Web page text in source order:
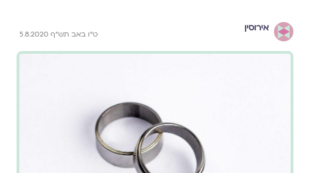
אירוסין
ט"ו באב תש"ף 5.8.2020